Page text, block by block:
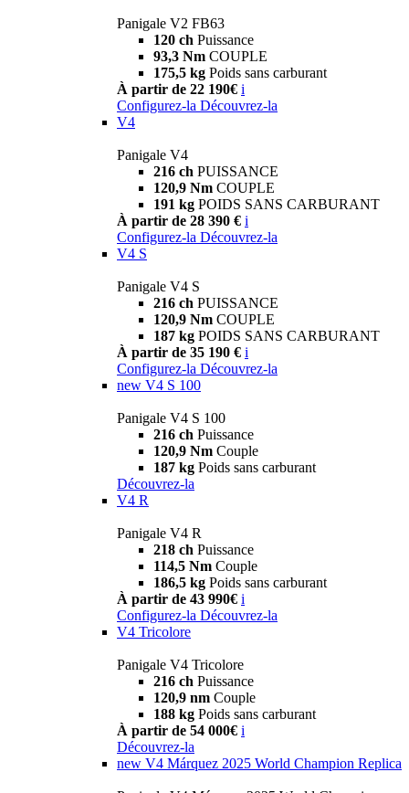
Panigale V2 FB63
120 ch Puissance
93,3 Nm COUPLE
175,5 kg Poids sans carburant
À partir de 22 190€ i
Configurez-la Découvrez-la
V4
Panigale V4
216 ch PUISSANCE
120,9 Nm COUPLE
191 kg POIDS SANS CARBURANT
À partir de 28 390 € i
Configurez-la Découvrez-la
V4 S
Panigale V4 S
216 ch PUISSANCE
120,9 Nm COUPLE
187 kg POIDS SANS CARBURANT
À partir de 35 190 € i
Configurez-la Découvrez-la
new V4 S 100
Panigale V4 S 100
216 ch Puissance
120,9 Nm Couple
187 kg Poids sans carburant
Découvrez-la
V4 R
Panigale V4 R
218 ch Puissance
114,5 Nm Couple
186,5 kg Poids sans carburant
À partir de 43 990€ i
Configurez-la Découvrez-la
V4 Tricolore
Panigale V4 Tricolore
216 ch Puissance
120,9 nm Couple
188 kg Poids sans carburant
À partir de 54 000€ i
Découvrez-la
new V4 Márquez 2025 World Champion Replica